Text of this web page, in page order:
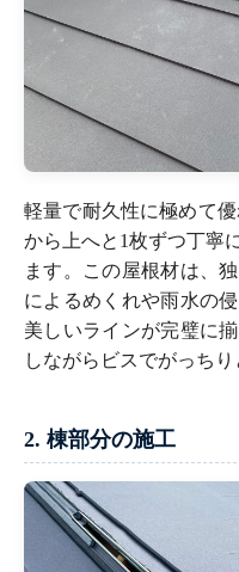
軽量で耐久性に極めて
から上へと1枚ずつ丁寧
ます。この屋根材は、
によるめくれや雨水の
美しいラインが完璧に
しながらビスでがっちり
2. 棟部分の施工